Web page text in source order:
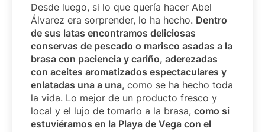
Desde luego, si lo que quería hacer Abel
Álvarez era sorprender, lo ha hecho. Dentro
de sus latas encontramos deliciosas
conservas de pescado o marisco asadas a la
brasa con paciencia y cariño, aderezadas
con aceites aromatizados espectaculares y
enlatadas una a una, como se ha hecho toda
la vida. Lo mejor de un producto fresco y
local y el lujo de tomarlo a la brasa, como si
estuviéramos en la Playa de Vega con el